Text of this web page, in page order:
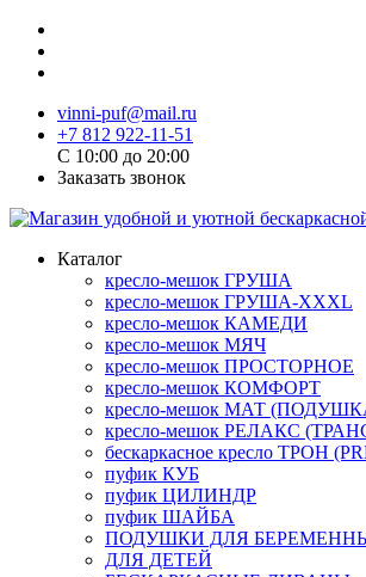
vinni-puf@mail.ru
+7 812 922-11-51
C 10:00 до 20:00
Заказать звонок
Каталог
кресло-мешок ГРУША
кресло-мешок ГРУША-XXXL
кресло-мешок КАМЕДИ
кресло-мешок МЯЧ
кресло-мешок ПРОСТОРНОЕ
кресло-мешок КОМФОРТ
кресло-мешок МАТ
кресло-мешок РЕЛАКС
бескаркасное кресло ТРОН
пуфик КУБ
пуфик ЦИЛИНДР
пуфик ШАЙБА
ПОДУШКИ ДЛЯ
ДЛЯ ДЕТЕЙ